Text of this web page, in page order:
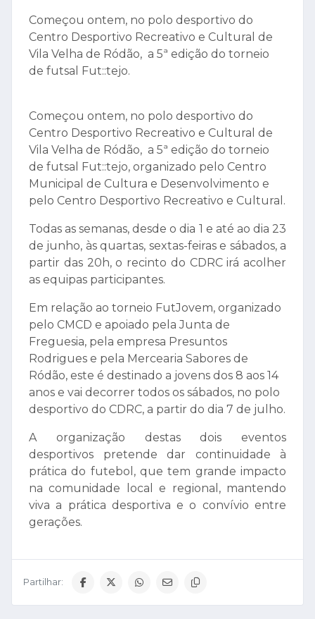
Começou ontem, no polo desportivo do
Centro Desportivo Recreativo e Cultural de
Vila Velha de Ródão, a 5ª edição do torneio
de futsal Fut::tejo.
Começou ontem, no polo desportivo do
Centro Desportivo Recreativo e Cultural de
Vila Velha de Ródão, a 5ª edição do torneio
de futsal Fut::tejo, organizado pelo Centro
Municipal de Cultura e Desenvolvimento e
pelo Centro Desportivo Recreativo e Cultural.
Todas as semanas, desde o dia 1 e até ao dia 23
de junho, às quartas, sextas-feiras e sábados, a
partir das 20h, o recinto do CDRC irá acolher
as equipas participantes.
Em relação ao torneio FutJovem, organizado
pelo CMCD e apoiado pela Junta de
Freguesia, pela empresa Presuntos
Rodrigues e pela Mercearia Sabores de
Ródão, este é destinado a jovens dos 8 aos 14
anos e vai decorrer todos os sábados, no polo
desportivo do CDRC, a partir do dia 7 de julho.
A organização destas dois eventos
desportivos pretende dar continuidade à
prática do futebol, que tem grande impacto
na comunidade local e regional, mantendo
viva a prática desportiva e o convívio entre
gerações.
Partilhar: